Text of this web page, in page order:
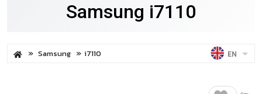
Samsung i7110
Samsung i7110 EN